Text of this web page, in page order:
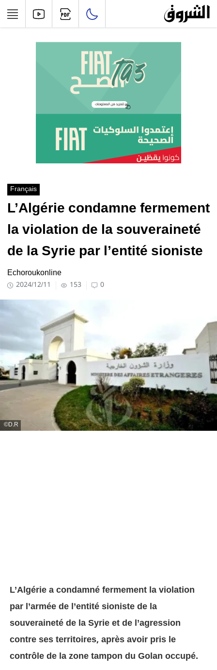
Français
L’Algérie condamne fermement
la violation de la souveraineté
de la Syrie par l’entité sioniste
Echoroukonline
2024/12/11 153 0
D.R
L’Algérie a condamné fermement la violation
par l’armée de l’entité sioniste de la
souveraineté de la Syrie et de l’agression
contre ses territoires, après avoir pris le
contrôle de la zone tampon du Golan occupé.